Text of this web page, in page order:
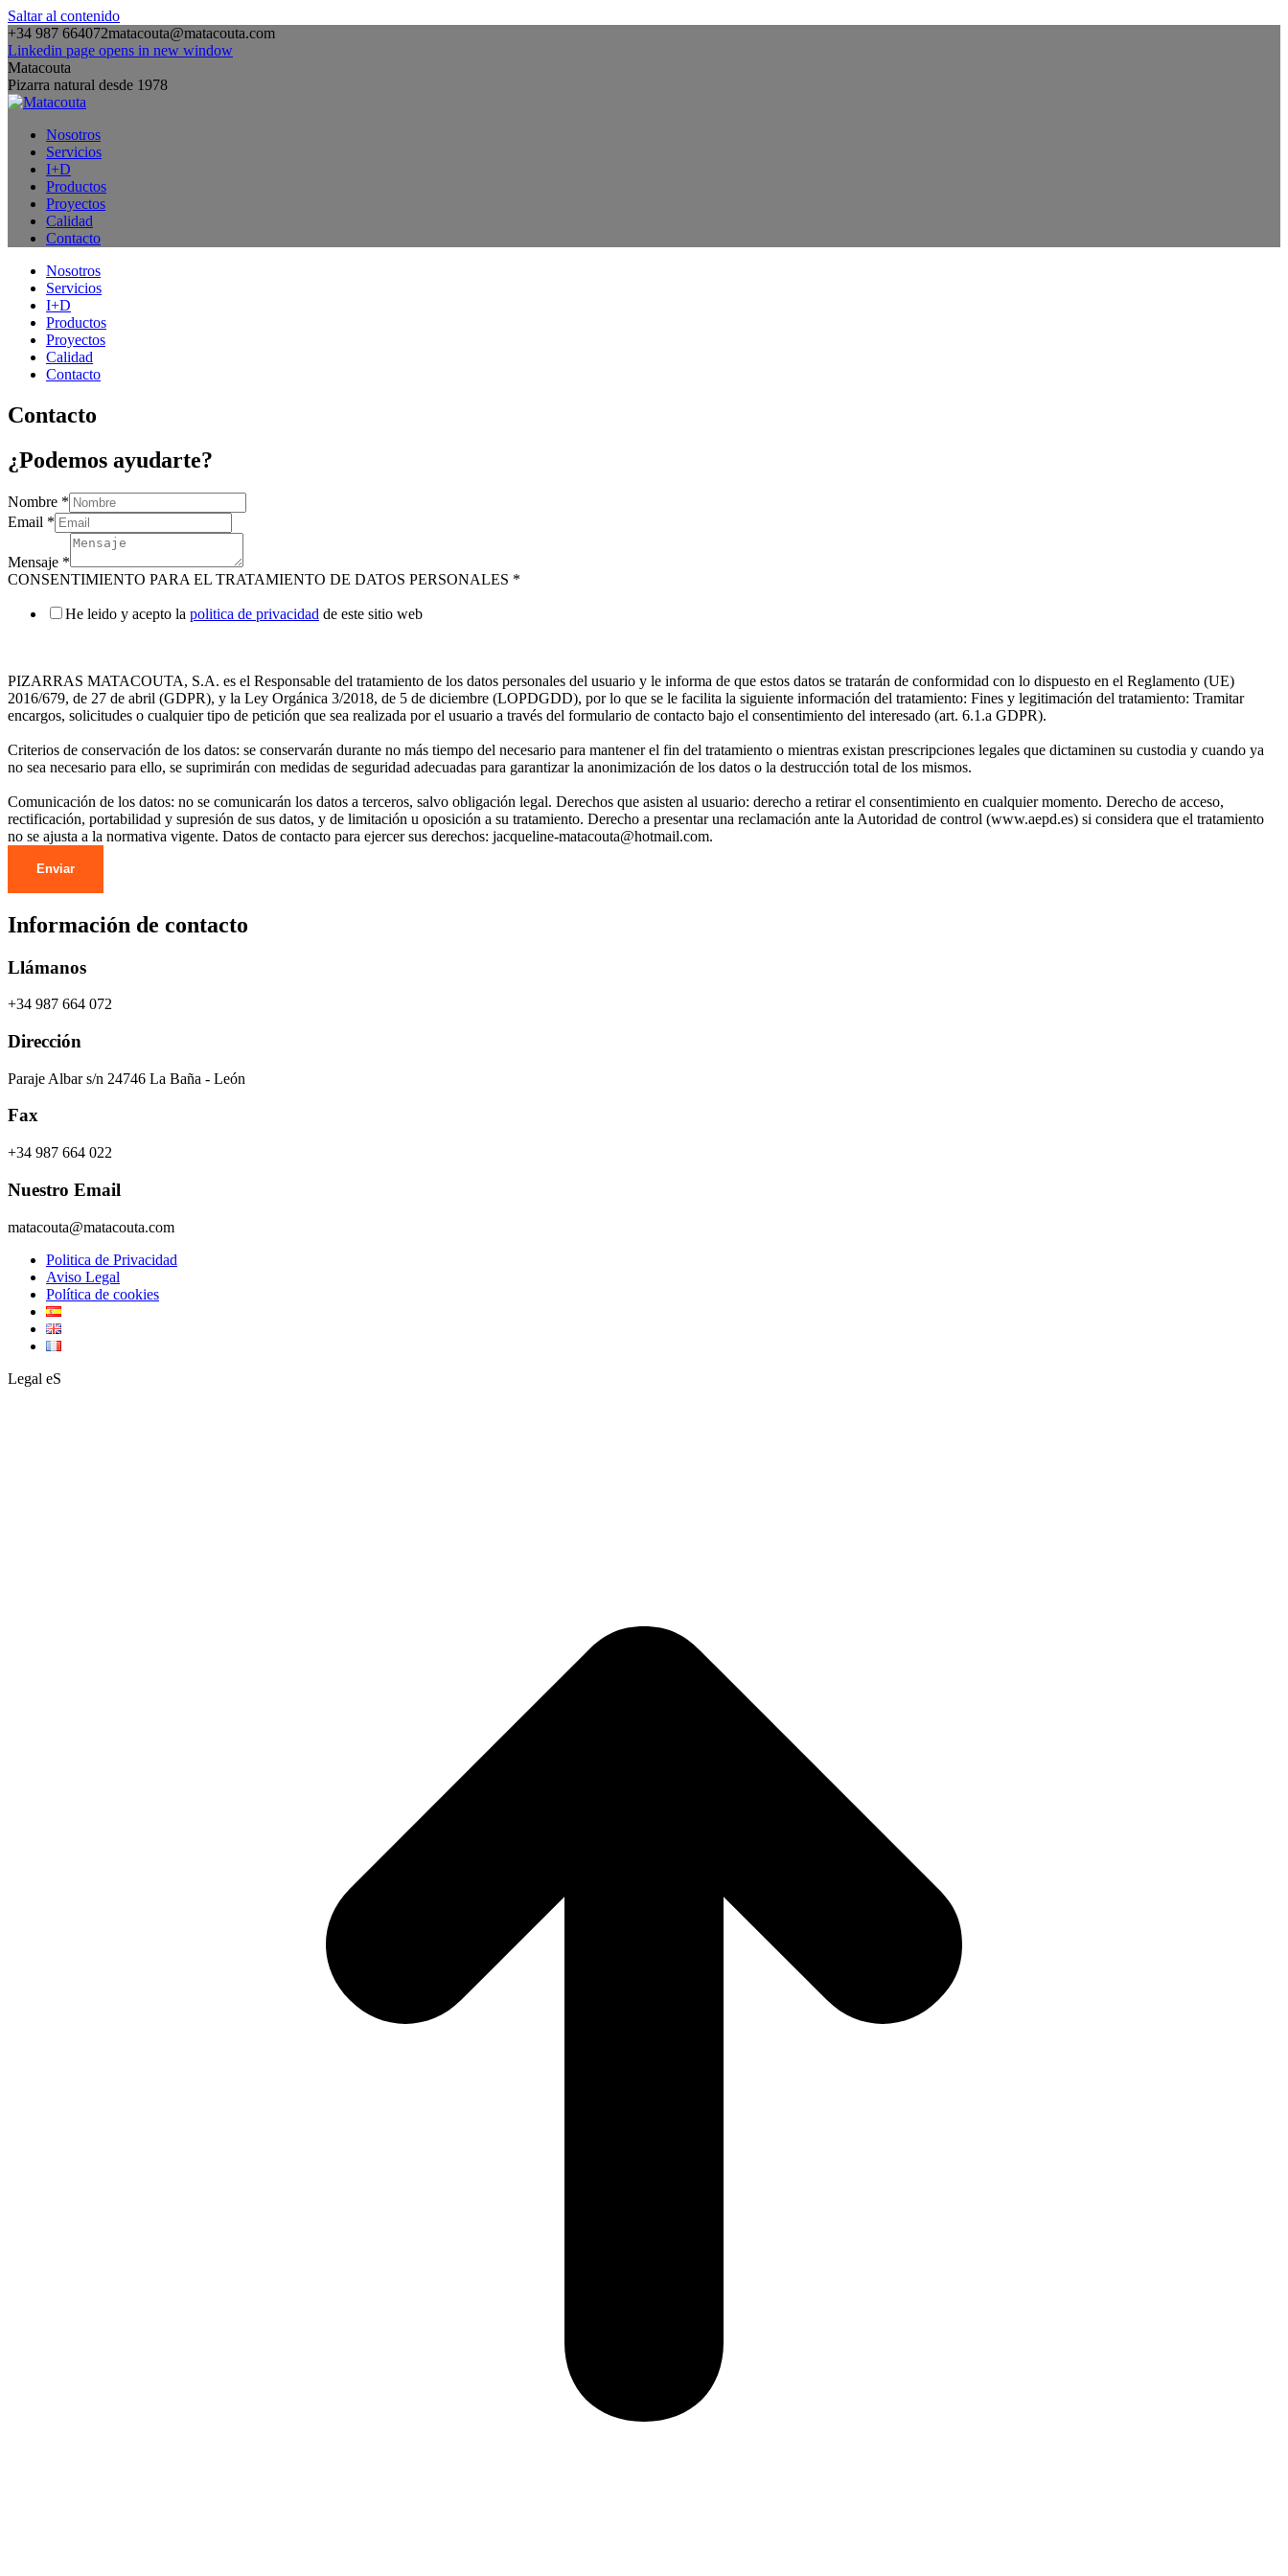
Saltar al contenido
+34 987 664072matacouta@matacouta.com
Linkedin page opens in new window
Matacouta
Pizarra natural desde 1978
Nosotros
Servicios
I+D
Productos
Proyectos
Calidad
Contacto
Nosotros
Servicios
I+D
Productos
Proyectos
Calidad
Contacto
Contacto
¿Podemos ayudarte?
Nombre *
Email *
Mensaje *
CONSENTIMIENTO PARA EL TRATAMIENTO DE DATOS PERSONALES *
He leido y acepto la politica de privacidad de este sitio web
PIZARRAS MATACOUTA, S.A. es el Responsable del tratamiento de los datos personales del usuario y le informa de que estos datos se tratarán de conformidad con lo dispuesto en el Reglamento (UE)
2016/679, de 27 de abril (GDPR), y la Ley Orgánica 3/2018, de 5 de diciembre (LOPDGDD), por lo que se le facilita la siguiente información del tratamiento: Fines y legitimación del tratamiento: Tramitar
encargos, solicitudes o cualquier tipo de petición que sea realizada por el usuario a través del formulario de contacto bajo el consentimiento del interesado (art. 6.1.a GDPR).
Criterios de conservación de los datos: se conservarán durante no más tiempo del necesario para mantener el fin del tratamiento o mientras existan prescripciones legales que dictaminen su custodia y cuando ya
no sea necesario para ello, se suprimirán con medidas de seguridad adecuadas para garantizar la anonimización de los datos o la destrucción total de los mismos.
Comunicación de los datos: no se comunicarán los datos a terceros, salvo obligación legal. Derechos que asisten al usuario: derecho a retirar el consentimiento en cualquier momento. Derecho de acceso,
rectificación, portabilidad y supresión de sus datos, y de limitación u oposición a su tratamiento. Derecho a presentar una reclamación ante la Autoridad de control (www.aepd.es) si considera que el tratamiento
no se ajusta a la normativa vigente. Datos de contacto para ejercer sus derechos: jacqueline-matacouta@hotmail.com.
Enviar
Información de contacto
Llámanos
+34 987 664 072
Dirección
Paraje Albar s/n 24746 La Baña - León
Fax
+34 987 664 022
Nuestro Email
matacouta@matacouta.com
Politica de Privacidad
Aviso Legal
Política de cookies
Legal eS